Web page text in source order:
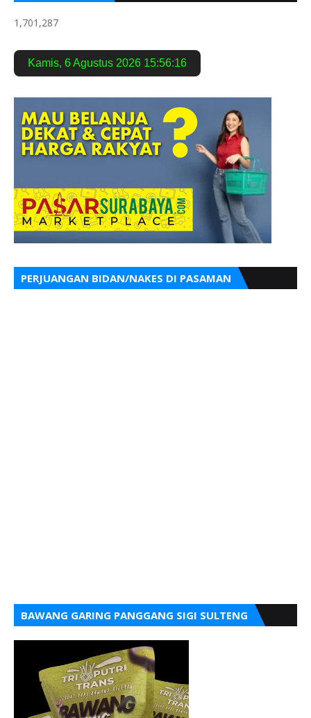
1,701,287
Kamis, 6 Agustus 2026 15:56:17
PERJUANGAN BIDAN/NAKES DI PASAMAN
BAWANG GARING PANGGANG SIGI SULTENG